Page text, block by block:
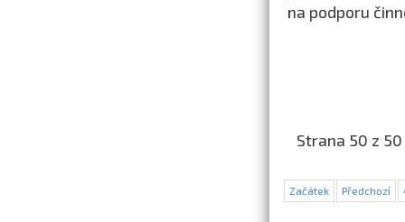
na podporu
Strana 50 z 50
Začátek Předchozí